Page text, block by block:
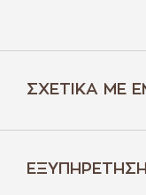
ΣΧΕΤΙΚΆ ΜΕ